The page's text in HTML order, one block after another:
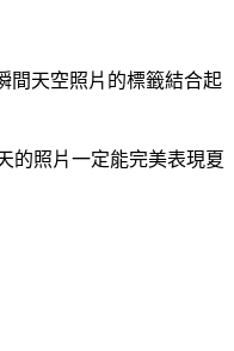
間天空照片的標籤結合起
的照片一定能完美表現夏